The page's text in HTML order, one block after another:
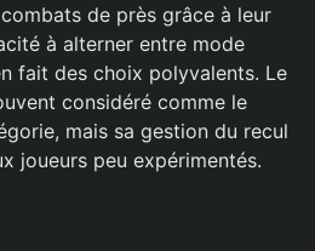
de près grâce à leur
à alterner entre mode
fait des choix polyvalents. Le
considéré comme le
mais sa gestion du recul
joueurs peu expérimentés.